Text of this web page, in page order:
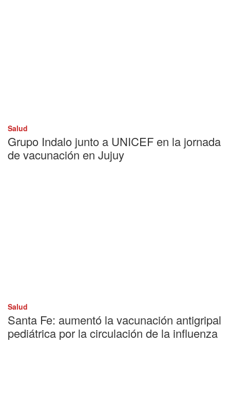
Salud
Grupo Indalo junto a UNICEF en la jornada
de vacunación en Jujuy
Salud
Santa Fe: aumentó la vacunación antigripal
pediátrica por la circulación de la influenza